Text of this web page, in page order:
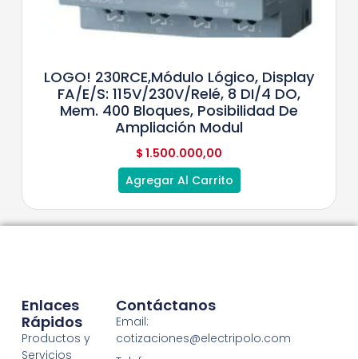
LOGO! 230RCE,módulo Lógico, Display
FA/E/S: 115V/230V/relé, 8 DI/4 DO,
Mem. 400 Bloques, Posibilidad De
Ampliación Modul
$ 1.500.000,00
Agregar Al Carrito
Enlaces
Rápidos
Productos y
Servicios
Contáctanos
Email:
cotizaciones@electripolo.com